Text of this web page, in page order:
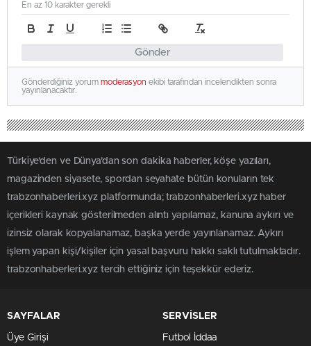
Gönder
En az 10 karakter gerekli
Gönderdiğiniz yorum moderasyon ekibi tarafından incelendikten sonra
yayınlanacaktır.
Türkiye'den ve Dünya’dan son dakika haberler, köşe yazıları,
magazinden siyasete, spordan seyahate bütün konuların tek
trabzonhaberleri.xyz platformunda; trabzonhaberleri.xyz haber
içerikleri kaynak gösterilmeden alıntı yapılamaz, kanuna aykırı ve
izinsiz olarak kopyalanamaz, başka yerde yayınlanamaz. Aykırı
işlem yapan kişi/kişiler için yasal başvuru hakkı saklı tutulmaktadır.
trabzonhaberleri.xyz tercih ettiğiniz için teşekkür ederiz.
SAYFALAR
Üye Girişi
SERVİSLER
Futbol İddaa